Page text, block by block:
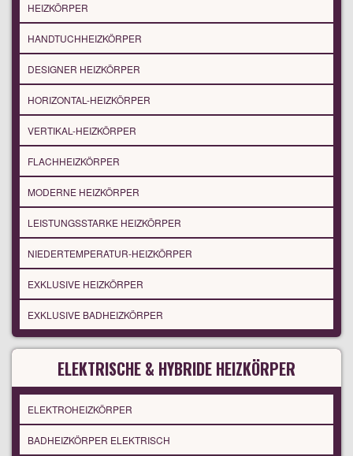
HEIZKÖRPER
HANDTUCHHEIZKÖRPER
DESIGNER HEIZKÖRPER
HORIZONTAL-HEIZKÖRPER
VERTIKAL-HEIZKÖRPER
FLACHHEIZKÖRPER
MODERNE HEIZKÖRPER
LEISTUNGSSTARKE HEIZKÖRPER
NIEDERTEMPERATUR-HEIZKÖRPER
EXKLUSIVE HEIZKÖRPER
EXKLUSIVE BADHEIZKÖRPER
ELEKTRISCHE & HYBRIDE HEIZKÖRPER
ELEKTROHEIZKÖRPER
BADHEIZKÖRPER ELEKTRISCH